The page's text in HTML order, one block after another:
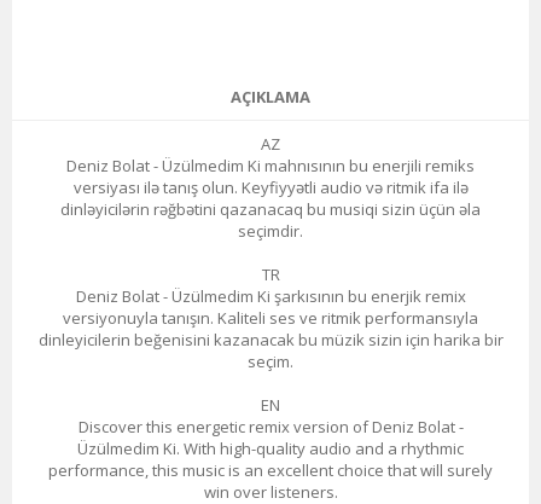
AÇIKLAMA
AZ
Deniz Bolat - Üzülmedim Ki mahnısının bu enerjili remiks
versiyası ilə tanış olun. Keyfiyyətli audio və ritmik ifa ilə
dinləyicilərin rəğbətini qazanacaq bu musiqi sizin üçün əla
seçimdir.
TR
Deniz Bolat - Üzülmedim Ki şarkısının bu enerjik remix
versiyonuyla tanışın. Kaliteli ses ve ritmik performansıyla
dinleyicilerin beğenisini kazanacak bu müzik sizin için harika bir
seçim.
EN
Discover this energetic remix version of Deniz Bolat -
Üzülmedim Ki. With high-quality audio and a rhythmic
performance, this music is an excellent choice that will surely
win over listeners.